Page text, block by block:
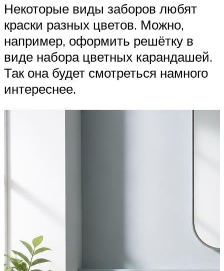
Некоторые виды заборов любят
краски разных цветов. Можно,
например, оформить решётку в
виде набора цветных карандашей.
Так она будет смотреться намного
интереснее.